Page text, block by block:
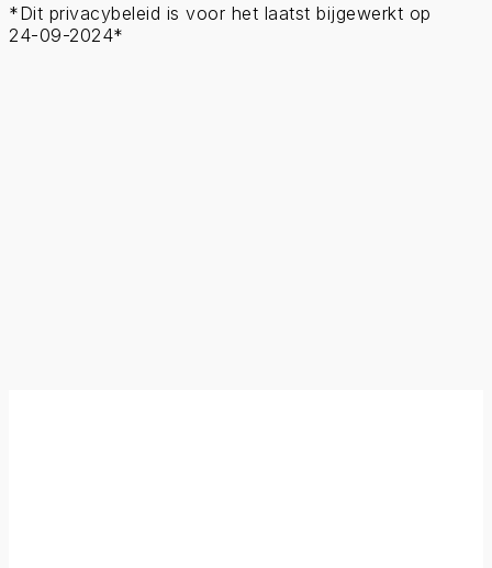
*Dit privacybeleid is voor het laatst bijgewerkt op
24-09-2024*